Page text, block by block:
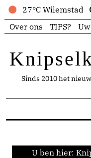
27°C Wilemstad
Over ons
TIPS?
Sinds 2010 het
U ben hier: